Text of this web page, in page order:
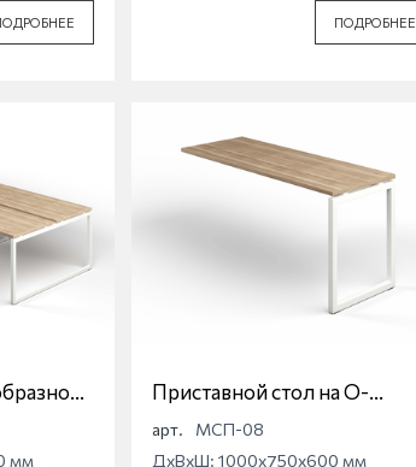
ПОДРОБНЕЕ
мм
Приставной стол на О-
образной опоре Магна
арт.
МСП-08
ДхВхШ: 1000x750x600 мм